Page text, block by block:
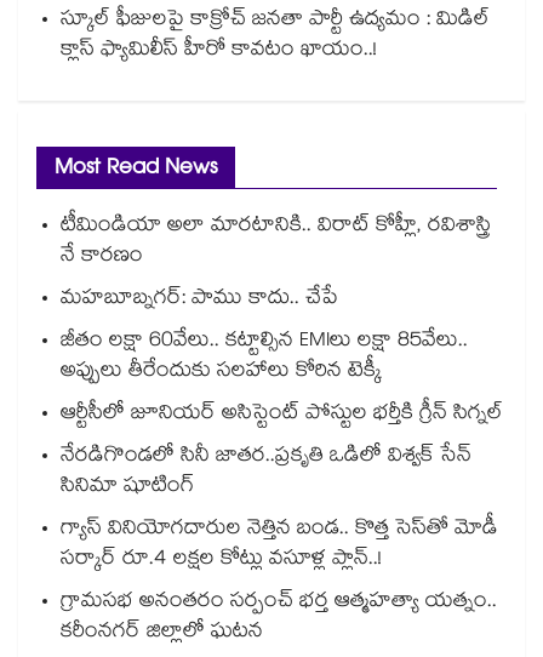
స్కూల్ ఫీజులపై కాక్రోచ్ జనతా పార్టీ ఉద్యమం : మిడిల్
క్లాస్ ఫ్యామిలీస్ హీరో కావటం ఖాయం..!
Most Read News
టీమిండియా అలా మారటానికి.. విరాట్ కోహ్లీ, రవిశాస్త్రి
నే కారణం
మహబూబ్నగర్: పాము కాదు.. చేపే
జీతం లక్షా 60వేలు.. కట్టాల్సిన EMIలు లక్షా 85వేలు..
అప్పులు తీరేందుకు సలహాలు కోరిన టెక్కీ
ఆర్టీసీలో జూనియర్ అసిస్టెంట్‌‌ పోస్టుల భర్తీకి గ్రీన్‌‌ సిగ్నల్
నేరడిగొండలో సినీ జాతర..ప్రకృతి ఒడిలో విశ్వక్ సేన్
సినిమా షూటింగ్
గ్యాస్ వినియోగదారుల నెత్తిన బండ.. కొత్త సెస్‌తో మోడీ
సర్కార్ రూ.4 లక్షల కోట్లు వసూళ్ల ప్లాన్..!
గ్రామసభ అనంతరం సర్పంచ్ భర్త ఆత్మహత్యా యత్నం..
కరీంనగర్ జిల్లాలో ఘటన